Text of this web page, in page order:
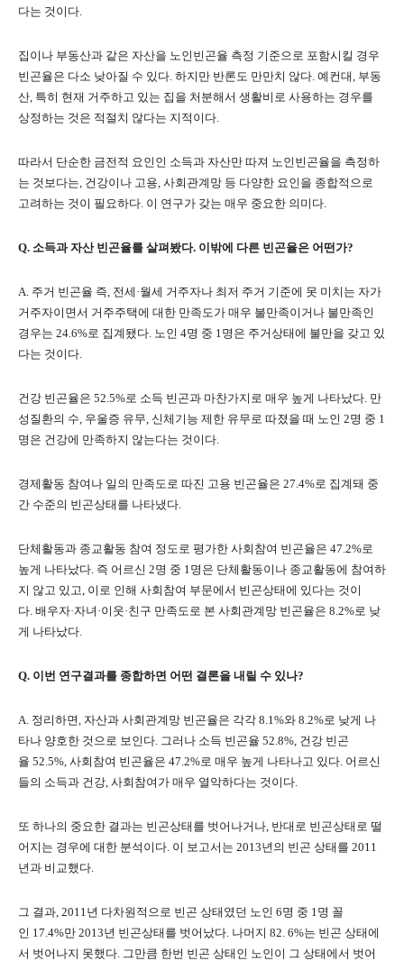
다는 것이다.
집이나 부동산과 같은 자산을 노인빈곤율 측정 기준으로 포함시킬 경우
빈곤율은 다소 낮아질 수 있다. 하지만 반론도 만만치 않다. 예컨대, 부동
산, 특히 현재 거주하고 있는 집을 처분해서 생활비로 사용하는 경우를
상정하는 것은 적절치 않다는 지적이다.
따라서 단순한 금전적 요인인 소득과 자산만 따져 노인빈곤율을 측정하
는 것보다는, 건강이나 고용, 사회관계망 등 다양한 요인을 종합적으로
고려하는 것이 필요하다. 이 연구가 갖는 매우 중요한 의미다.
Q. 소득과 자산 빈곤율를 살펴봤다. 이밖에 다른 빈곤율은 어떤가?
A. 주거 빈곤율 즉, 전세 ·월세 거주자나 최저 주거 기준에 못 미치는 자가
거주자이면서 거주주택에 대한 만족도가 매우 불만족이거나 불만족인
경우는 24.6%로 집계됐다. 노인 4명 중 1명은 주거상태에 불만을 갖고 있
다는 것이다.
건강 빈곤율은 52.5%로 소득 빈곤과 마찬가지로 매우 높게 나타났다. 만
성질환의 수, 우울증 유무, 신체기능 제한 유무로 따졌을 때 노인 2명 중 1
명은 건강에 만족하지 않는다는 것이다.
경제활동 참여나 일의 만족도로 따진 고용 빈곤율은 27.4%로 집계돼 중
간 수준의 빈곤상태를 나타냈다.
단체활동과 종교활동 참여 정도로 평가한 사회참여 빈곤율은 47.2%로
높게 나타났다. 즉 어르신 2명 중 1명은 단체활동이나 종교활동에 참여하
지 않고 있고, 이로 인해 사회참여 부문에서 빈곤상태에 있다는 것이
다. 배우자·자녀 ·이웃·친구 만족도로 본 사회관계망 빈곤율은 8.2%로 낮
게 나타났다.
Q. 이번 연구결과를 종합하면 어떤 결론을 내릴 수 있나?
A. 정리하면, 자산과 사회관계망 빈곤율은 각각 8.1%와 8.2%로 낮게 나
타나 양호한 것으로 보인다. 그러나 소득 빈곤율 52.8%, 건강 빈곤
율 52.5%, 사회참여 빈곤율은 47.2%로 매우 높게 나타나고 있다. 어르신
들의 소득과 건강, 사회참여가 매우 열악하다는 것이다.
또 하나의 중요한 결과는 빈곤상태를 벗어나거나, 반대로 빈곤상태로 떨
어지는 경우에 대한 분석이다. 이 보고서는 2013년의 빈곤 상태를 2011
년과 비교했다.
그 결과, 2011년 다차원적으로 빈곤 상태였던 노인 6명 중 1명 꼴
인 17.4%만 2013년 빈곤상태를 벗어났다. 나머지 82. 6%는 빈곤 상태에
서 벗어나지 못했다. 그만큼 한번 빈곤 상태인 노인이 그 상태에서 벗어